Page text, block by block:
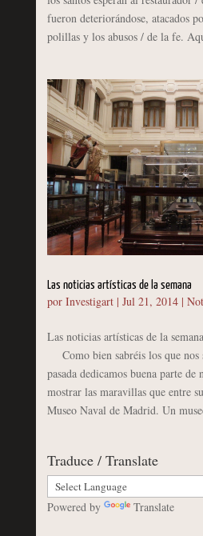
fueron deteriorándose, atacados
polillas y los abusos / de la fe.
Las noticias artísticas de la semana
por Investigart| Jul 21, 2014|
Las noticias artísticas de la
Como bien sabréis los que nos
pasada dedicamos buena parte de
mostrar las maravillas que entre
Museo Naval de Madrid. Un
Traduce / Translate
Powered by Translate